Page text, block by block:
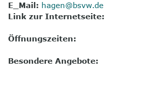
E_Mail: hagen@bsvw.de
Link zur Internetseite:
Öffnungszeiten:
Besondere Angebote: